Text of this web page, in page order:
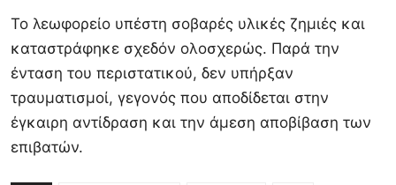
Το λεωφορείο υπέστη σοβαρές υλικές ζημιές και
καταστράφηκε σχεδόν ολοσχερώς. Παρά την
ένταση του περιστατικού, δεν υπήρξαν
τραυματισμοί, γεγονός που αποδίδεται στην
έγκαιρη αντίδραση και την άμεση αποβίβαση των
επιβατών.